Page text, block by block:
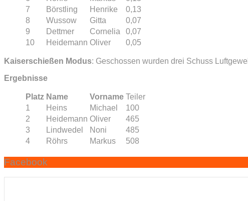
7
Börstling Henrike
0,13
8
Wussow Gitta
0,07
9
Dettmer Cornelia
0,07
10
Heidemann Oliver 0,05
Kaiserschießen Modus: Geschossen wurden drei Schuss
Ergebnisse
Platz Name Vorname Teiler
1
Heins Michael
100
2
Heidemann Oliver
465
3
Lindwedel Noni
485
4
Röhrs Markus 508
Facebook